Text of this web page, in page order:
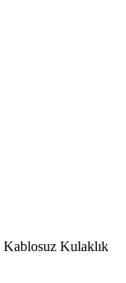
Kulaklık